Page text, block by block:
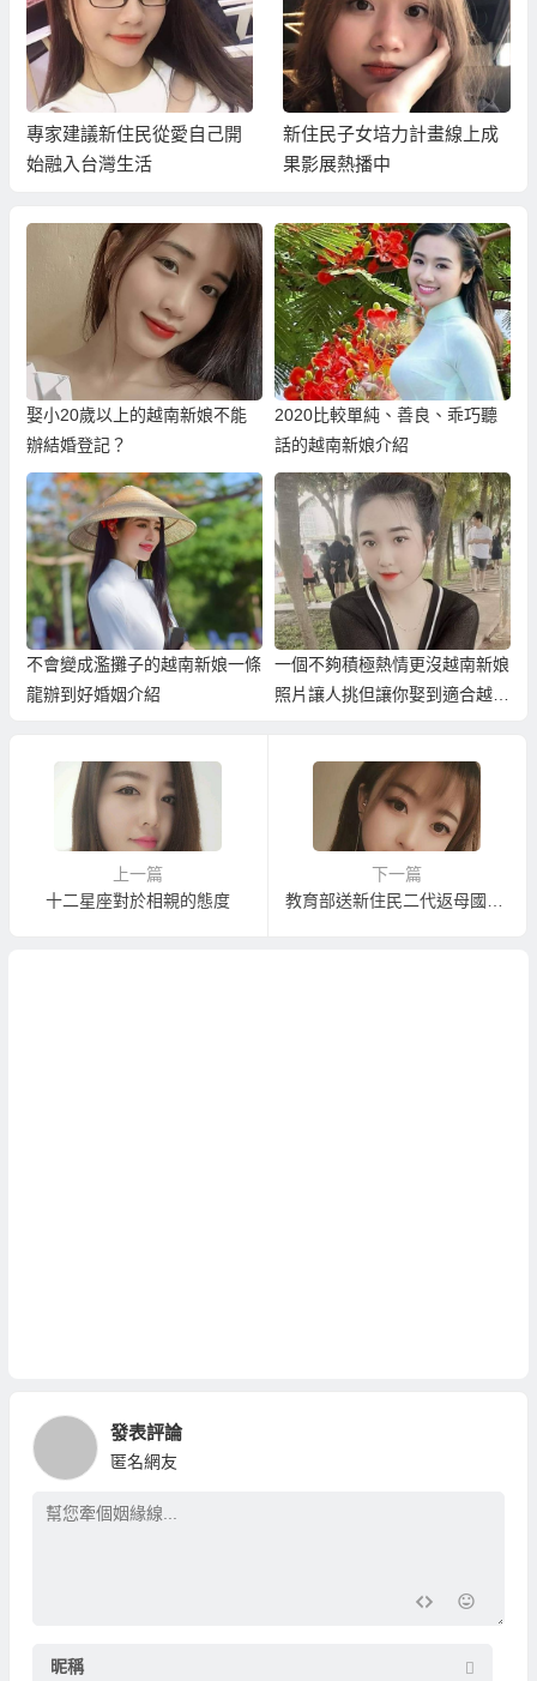
專家建議新住民從愛自己開
始融入台灣生活
新住民子女培力計畫線上成
果影展熱播中
娶小20歲以上的越南新娘不能
辦結婚登記？
2020比較單純、善良、乖巧聽
話的越南新娘介紹
不會變成濫攤子的越南新娘一條
龍辦到好婚姻介紹
一個不夠積極熱情更沒越南新娘
照片讓人挑但讓你娶到適合越南
上一篇
十二星座對於相親的態度
下一篇
發表評論
匿名網友
昵稱